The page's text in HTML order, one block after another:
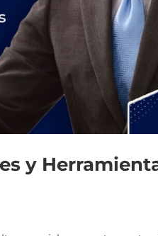
y